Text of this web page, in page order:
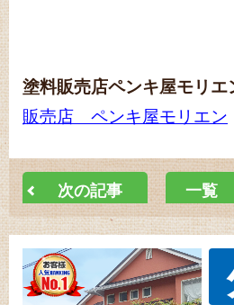
塗料販売店ペンキ屋モリエ
販売店 ペンキ屋モリエン
次の記事 一覧